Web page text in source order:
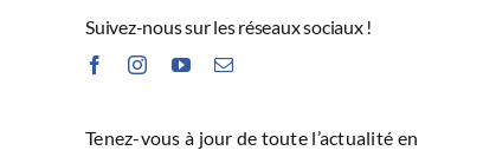
Suivez-nous sur les réseaux sociaux !
Tenez-vous à jour de toute l’actualité en